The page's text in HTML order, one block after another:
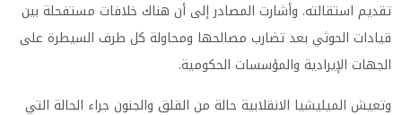
تقديم استقالته. وأشارت المصادر إلى أن هناك خلافات مستفحلة بين
قيادات الحوثي بعد تضارب مصالحها ومحاولة كل طرف السيطرة على
الجهات الإيرادية والمؤسسات الحكومية.
وتعيش الميليشيا الانقلابية حالة من القلق والجنون جراء الحالة التي